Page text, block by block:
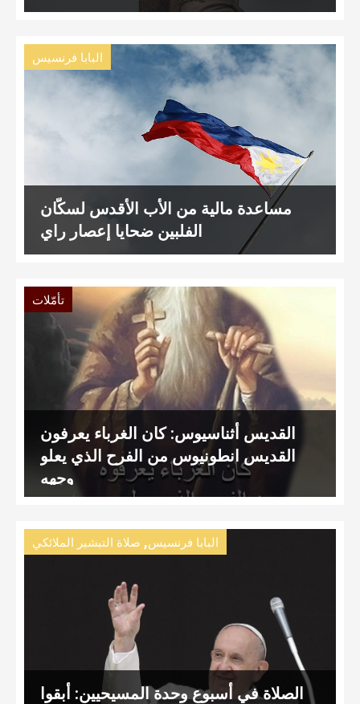
البابا فرنسيس
مساعدة مالية من الأب الأقدس لسكّان
الفلبين ضحايا إعصار راي
تأمّلات
القديس أثناسيوس: كان الغرباء يعرفون
القديس انطونيوس من الفرح الذي يعلو
وجهه
البابا فرنسيس, صلاة التبشير الملائكي
الصلاة في أسبوع وحدة المسيحيين: أبقوا